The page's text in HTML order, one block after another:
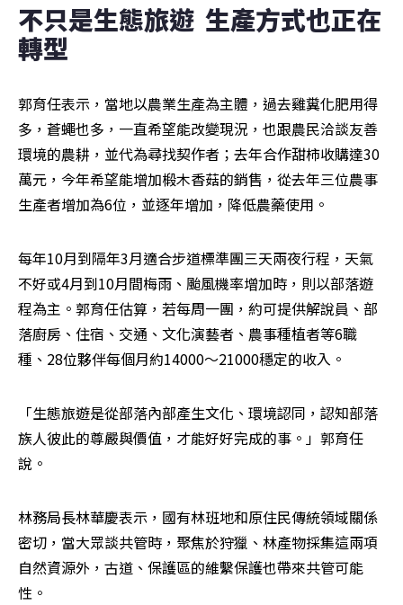
不只是生態旅遊  生產方式也正在
轉型
郭育任表示，當地以農業生產為主體，過去雞糞化肥用得
多，蒼蠅也多，一直希望能改變現況，也跟農民洽談友善
環境的農耕，並代為尋找契作者；去年合作甜柿收購達30
萬元，今年希望能增加椴木香菇的銷售，從去年三位農事
生產者增加為6位，並逐年增加，降低農藥使用。
每年10月到隔年3月適合步道標準團三天兩夜行程，天氣
不好或4月到10月間梅雨、颱風機率增加時，則以部落遊
程為主。郭育任估算，若每周一團，約可提供解說員、部
落廚房、住宿、交通、文化演藝者、農事種植者等6職
種、28位夥伴每個月約14000～21000穩定的收入。
「生態旅遊是從部落內部產生文化、環境認同，認知部落
族人彼此的尊嚴與價值，才能好好完成的事。」郭育任
說。
林務局長林華慶表示，國有林班地和原住民傳統領域關係
密切，當大眾談共管時，聚焦於狩獵、林產物採集這兩項
自然資源外，古道、保護區的維繫保護也帶來共管可能
性。